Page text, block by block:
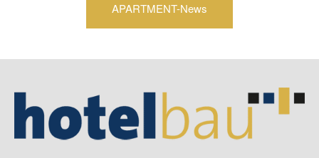
APARTMENT-News